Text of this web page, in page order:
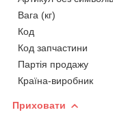
Вага (кг)
Код
Код запчастини
Партія продажу
Країна-виробник
Приховати